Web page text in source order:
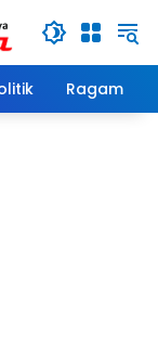
Ragam